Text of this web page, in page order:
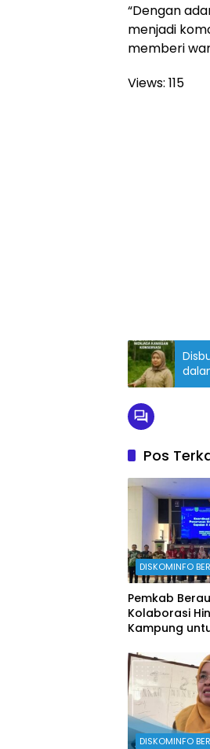
“Dengan
menjadi
memberi
Views: 115
Pos
DISKOMINFO
Pemkab
Kolaborasi
Kampung
DISKOMINFO